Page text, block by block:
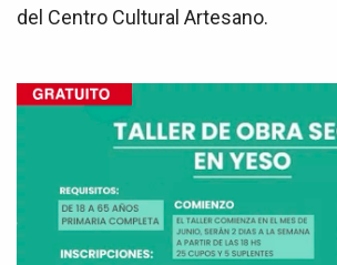
del Centro Cultural Artesano.